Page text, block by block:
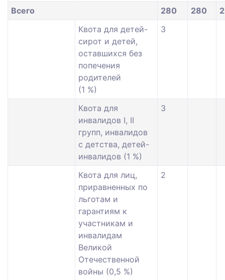
Всего 280 280
Квота для детей-
сирот и детей,
оставшихся без
попечения
родителей
(1 %)
3
Квота для
инвалидов I, II
групп, инвалидов
с детства, детей-
инвалидов (1 %)
3
Квота для лиц,
приравненных по
льготам и
гарантиям к
участникам и
инвалидам
Великой
Отечественной
войны (0,5 %)
2